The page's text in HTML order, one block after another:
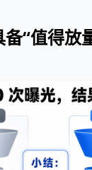
“值得放